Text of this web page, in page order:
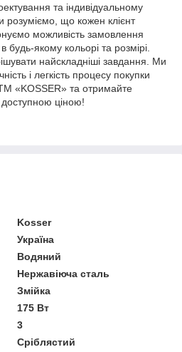
та індивідуальному
що кожен клієнт
можливість замовлення
якому кольорі та розмірі.
найскладніші завдання. Ми
і легкість процесу покупки
«KOSSER» та отримайте
доступною ціною!
Kosser
Україна
Водяний
Нержавіюча сталь
Змійка
175 Вт
3
Сріблястий